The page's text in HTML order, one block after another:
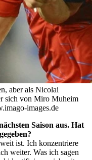
aber als Nicolai
sich von Miro Muheim
images.de
Saison aus. Hat
ist. Ich konzentriere
weiter. Was ich sagen